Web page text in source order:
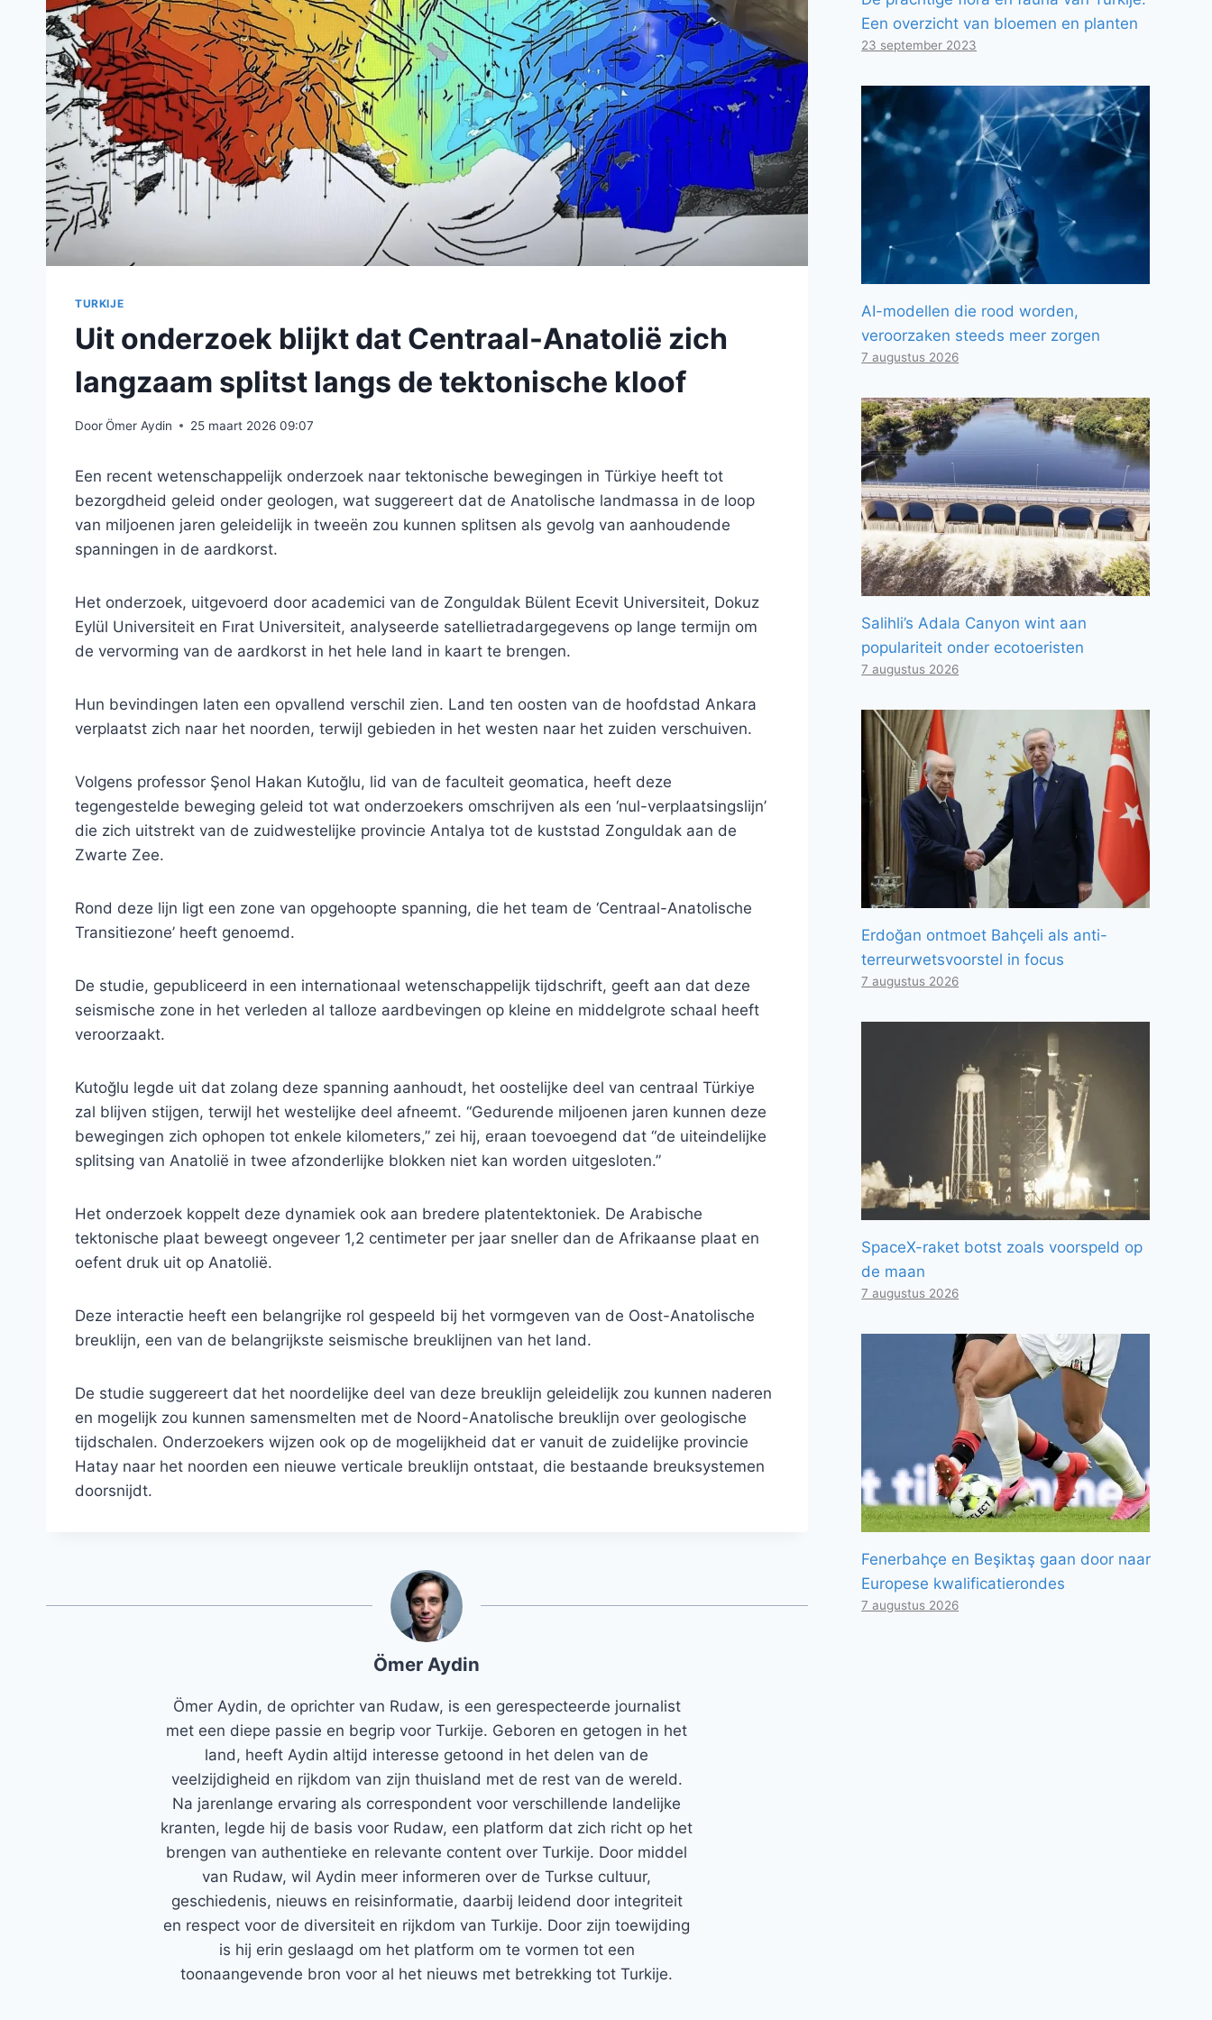
TURKIJE
Uit onderzoek blijkt dat Centraal-Anatolië zich
langzaam splitst langs de tektonische kloof
DoorÖmer Aydin 25 maart 2026 09:07
Een recent wetenschappelijk onderzoek naar tektonische bewegingen in Türkiye heeft tot
bezorgdheid geleid onder geologen, wat suggereert dat de Anatolische landmassa in de loop
van miljoenen jaren geleidelijk in tweeën zou kunnen splitsen als gevolg van aanhoudende
spanningen in de aardkorst.
Het onderzoek, uitgevoerd door academici van de Zonguldak Bülent Ecevit Universiteit, Dokuz
Eylül Universiteit en Fırat Universiteit, analyseerde satellietradargegevens op lange termijn om
de vervorming van de aardkorst in het hele land in kaart te brengen.
Hun bevindingen laten een opvallend verschil zien. Land ten oosten van de hoofdstad Ankara
verplaatst zich naar het noorden, terwijl gebieden in het westen naar het zuiden verschuiven.
Volgens professor Şenol Hakan Kutoğlu, lid van de faculteit geomatica, heeft deze
tegengestelde beweging geleid tot wat onderzoekers omschrijven als een ‘nul-verplaatsingslijn’
die zich uitstrekt van de zuidwestelijke provincie Antalya tot de kuststad Zonguldak aan de
Zwarte Zee.
Rond deze lijn ligt een zone van opgehoopte spanning, die het team de ‘Centraal-Anatolische
Transitiezone’ heeft genoemd.
De studie, gepubliceerd in een internationaal wetenschappelijk tijdschrift, geeft aan dat deze
seismische zone in het verleden al talloze aardbevingen op kleine en middelgrote schaal heeft
veroorzaakt.
Kutoğlu legde uit dat zolang deze spanning aanhoudt, het oostelijke deel van centraal Türkiye
zal blijven stijgen, terwijl het westelijke deel afneemt. “Gedurende miljoenen jaren kunnen deze
bewegingen zich ophopen tot enkele kilometers,” zei hij, eraan toevoegend dat “de uiteindelijke
splitsing van Anatolië in twee afzonderlijke blokken niet kan worden uitgesloten.”
Het onderzoek koppelt deze dynamiek ook aan bredere platentektoniek. De Arabische
tektonische plaat beweegt ongeveer 1,2 centimeter per jaar sneller dan de Afrikaanse plaat en
oefent druk uit op Anatolië.
Deze interactie heeft een belangrijke rol gespeeld bij het vormgeven van de Oost-Anatolische
breuklijn, een van de belangrijkste seismische breuklijnen van het land.
De studie suggereert dat het noordelijke deel van deze breuklijn geleidelijk zou kunnen naderen
en mogelijk zou kunnen samensmelten met de Noord-Anatolische breuklijn over geologische
tijdschalen. Onderzoekers wijzen ook op de mogelijkheid dat er vanuit de zuidelijke provincie
Hatay naar het noorden een nieuwe verticale breuklijn ontstaat, die bestaande breuksystemen
doorsnijdt.
Ömer Aydin
Ömer Aydin, de oprichter van Rudaw, is een gerespecteerde journalist
met een diepe passie en begrip voor Turkije. Geboren en getogen in het
land, heeft Aydin altijd interesse getoond in het delen van de
veelzijdigheid en rijkdom van zijn thuisland met de rest van de wereld.
Na jarenlange ervaring als correspondent voor verschillende landelijke
kranten, legde hij de basis voor Rudaw, een platform dat zich richt op het
brengen van authentieke en relevante content over Turkije. Door middel
van Rudaw, wil Aydin meer informeren over de Turkse cultuur,
geschiedenis, nieuws en reisinformatie, daarbij leidend door integriteit
en respect voor de diversiteit en rijkdom van Turkije. Door zijn toewijding
is hij erin geslaagd om het platform om te vormen tot een
toonaangevende bron voor al het nieuws met betrekking tot Turkije.
Een overzicht van bloemen en planten
23 september 2023
AI-modellen die rood worden,
veroorzaken steeds meer zorgen
7 augustus 2026
Salihli’s Adala Canyon wint aan
populariteit onder ecotoeristen
7 augustus 2026
Erdoğan ontmoet Bahçeli als anti-
terreurwetsvoorstel in focus
7 augustus 2026
SpaceX-raket botst zoals voorspeld op
de maan
7 augustus 2026
Fenerbahçe en Beşiktaş gaan door naar
Europese kwalificatierondes
7 augustus 2026